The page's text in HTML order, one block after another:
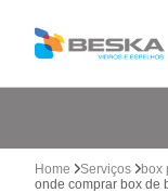
Home Serviços box
onde comprar box de